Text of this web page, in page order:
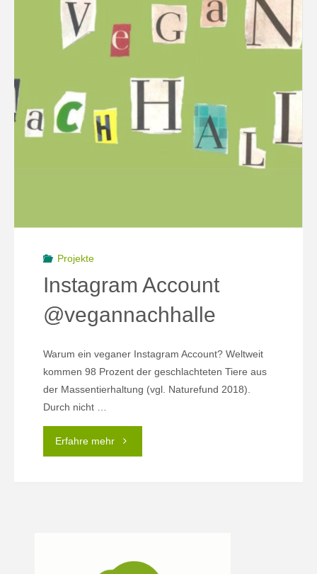
Projekte
Instagram Account
@vegannachhalle
Warum ein veganer Instagram Account? Weltweit
kommen 98 Prozent der geschlachteten Tiere aus
der Massentierhaltung (vgl. Naturefund 2018).
Durch nicht …
Erfahre mehr"Instagram